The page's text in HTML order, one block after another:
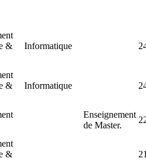
&
Informatique
&
Informatique
Enseignement
de Master.
&